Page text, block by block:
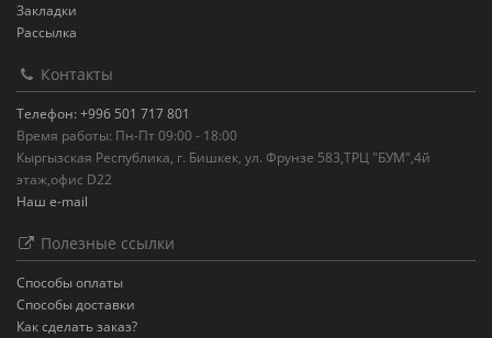
Закладки
Рассылка
Контакты
Телефон: +996 501 717 801
Время работы: Пн-Пт 09:00 - 18:00
Кыргызская Республика, г. Бишкек, ул. Фрунзе 583,ТРЦ "БУМ",4й
этаж,офис D22
Наш e-mail
Полезные ссылки
Способы оплаты
Способы доставки
Как сделать заказ?